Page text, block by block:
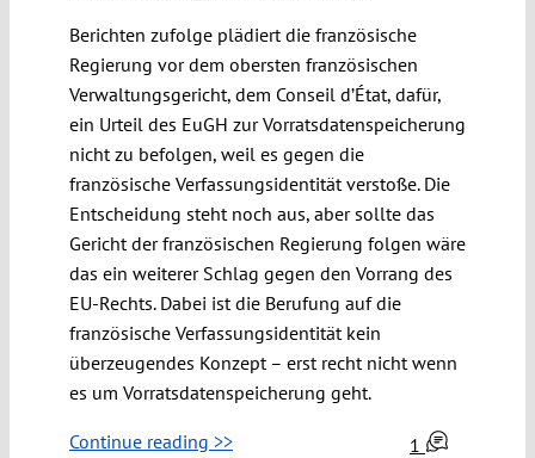
Berichten zufolge plädiert die französische
Regierung vor dem obersten französischen
Verwaltungsgericht, dem Conseil d’État, dafür,
ein Urteil des EuGH zur Vorratsdatenspeicherung
nicht zu befolgen, weil es gegen die
französische Verfassungsidentität verstoße. Die
Entscheidung steht noch aus, aber sollte das
Gericht der französischen Regierung folgen wäre
das ein weiterer Schlag gegen den Vorrang des
EU-Rechts. Dabei ist die Berufung auf die
französische Verfassungsidentität kein
überzeugendes Konzept – erst recht nicht wenn
es um Vorratsdatenspeicherung geht.
Continue reading >> 1